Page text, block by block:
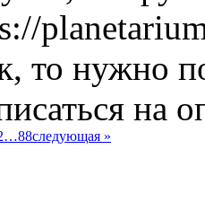
то нужно
на
…88следующая »